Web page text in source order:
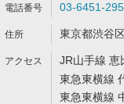
03-6451-
東京都渋谷
JR山手線 恵
東急東横線
東急東横線